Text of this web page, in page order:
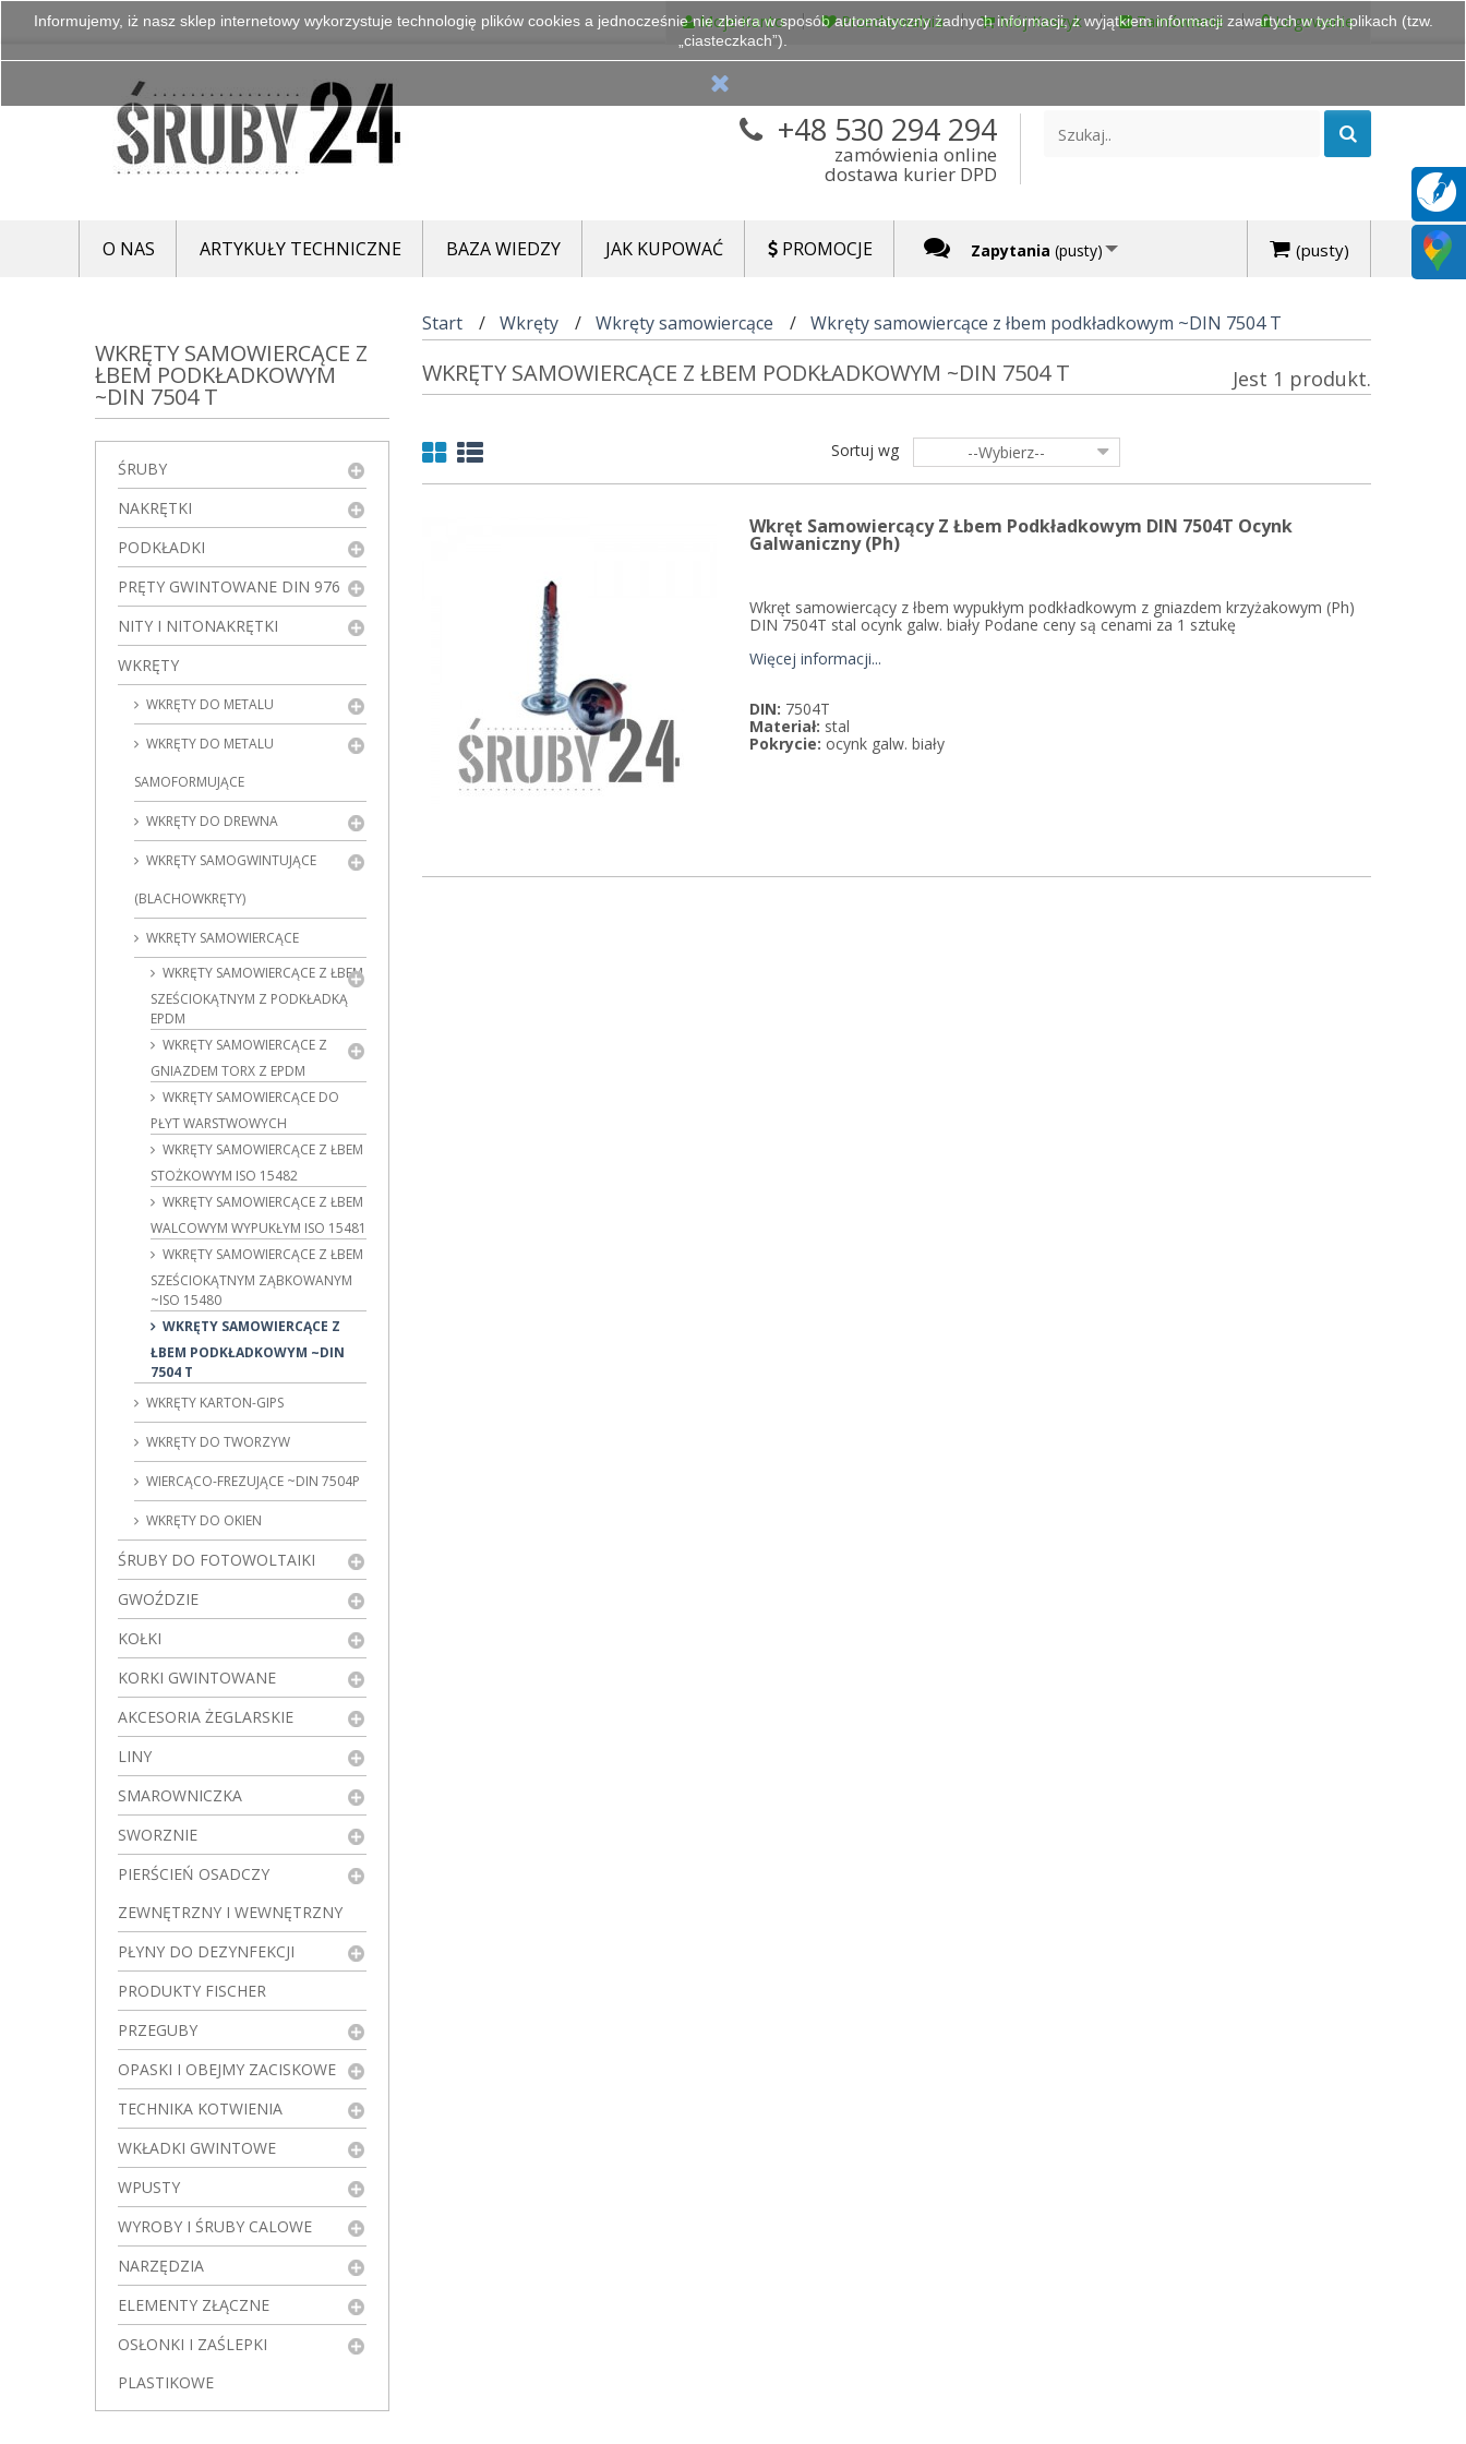
Moje Konto Przechowalnia Mój Koszyk Zamówienie Logowanie
(pusty)
+48 530 294 294
zamówienia online
dostawa kurier DPD
Zapytania (pusty)
O NAS ARTYKUŁY TECHNICZNE BAZA WIEDZY JAK KUPOWAĆ PROMOCJE
WKRĘTY SAMOWIERCĄCE Z
ŁBEM PODKŁADKOWYM
~DIN 7504 T
ŚRUBY
NAKRĘTKI
PODKŁADKI
PRĘTY GWINTOWANE DIN 976
NITY I NITONAKRĘTKI
WKRĘTY
WKRĘTY DO METALU
WKRĘTY DO METALU
SAMOFORMUJĄCE
WKRĘTY DO DREWNA
WKRĘTY SAMOGWINTUJĄCE
(BLACHOWKRĘTY)
WKRĘTY SAMOWIERCĄCE
WKRĘTY SAMOWIERCĄCE Z ŁBEM
SZEŚCIOKĄTNYM Z PODKŁADKĄ
EPDM
WKRĘTY SAMOWIERCĄCE Z
GNIAZDEM TORX Z EPDM
WKRĘTY SAMOWIERCĄCE DO
PŁYT WARSTWOWYCH
WKRĘTY SAMOWIERCĄCE Z ŁBEM
STOŻKOWYM ISO 15482
WKRĘTY SAMOWIERCĄCE Z ŁBEM
WALCOWYM WYPUKŁYM ISO 15481
WKRĘTY SAMOWIERCĄCE Z ŁBEM
SZEŚCIOKĄTNYM ZĄBKOWANYM
~ISO 15480
WKRĘTY SAMOWIERCĄCE Z
ŁBEM PODKŁADKOWYM ~DIN
7504 T
WKRĘTY KARTON-GIPS
WKRĘTY DO TWORZYW
WIERCĄCO-FREZUJĄCE ~DIN 7504P
WKRĘTY DO OKIEN
ŚRUBY DO FOTOWOLTAIKI
GWOŹDZIE
KOŁKI
KORKI GWINTOWANE
AKCESORIA ŻEGLARSKIE
LINY
SMAROWNICZKA
SWORZNIE
PIERŚCIEŃ OSADCZY
ZEWNĘTRZNY I WEWNĘTRZNY
PŁYNY DO DEZYNFEKCJI
PRODUKTY FISCHER
PRZEGUBY
OPASKI I OBEJMY ZACISKOWE
TECHNIKA KOTWIENIA
WKŁADKI GWINTOWE
WPUSTY
WYROBY I ŚRUBY CALOWE
NARZĘDZIA
ELEMENTY ZŁĄCZNE
OSŁONKI I ZAŚLEPKI
PLASTIKOWE
Start Wkręty Wkręty samowiercące Wkręty samowiercące z łbem podkładkowym ~DIN 7504 T
WKRĘTY SAMOWIERCĄCE Z ŁBEM PODKŁADKOWYM ~DIN 7504 T Jest 1 produkt.
Sortuj wg --Wybierz--
Wkręt Samowiercący Z Łbem Podkładkowym DIN 7504T Ocynk
Galwaniczny (Ph)
Wkręt samowiercący z łbem wypukłym podkładkowym z gniazdem krzyżakowym (Ph)
DIN 7504T stal ocynk galw. biały Podane ceny są cenami za 1 sztukę
Więcej informacji...
DIN: 7504T
Materiał: stal
Pokrycie: ocynk galw. biały
Informujemy, iż nasz sklep internetowy wykorzystuje technologię plików cookies a jednocześnie nie zbiera w sposób automatyczny żadnych informacji, z wyjątkiem informacji zawartych w tych plikach (tzw.
„ciasteczkach”).